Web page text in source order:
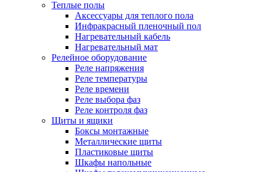
Теплые полы
Аксессуары для теплого пола
Инфракрасный пленочный пол
Нагревательный кабель
Нагревательный мат
Релейное оборудование
Реле напряжения
Реле температуры
Реле времени
Реле выбора фаз
Реле контроля фаз
Щиты и ящики
Боксы монтажные
Металлические щиты
Пластиковые щиты
Шкафы напольные